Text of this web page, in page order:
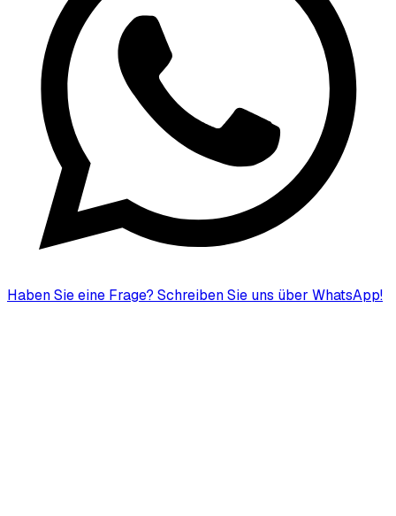
Haben Sie eine Frage? Schreiben Sie uns über WhatsApp!